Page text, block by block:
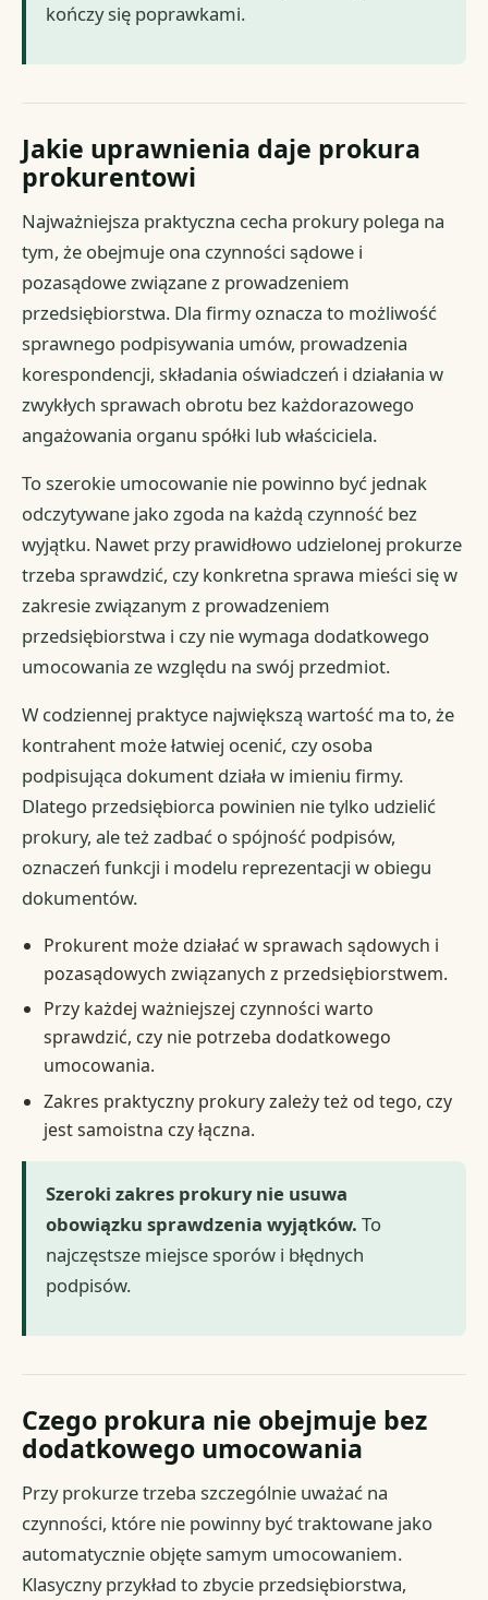
kończy się poprawkami.
Jakie uprawnienia daje prokura
prokurentowi
Najważniejsza praktyczna cecha prokury polega na
tym, że obejmuje ona czynności sądowe i
pozasądowe związane z prowadzeniem
przedsiębiorstwa. Dla firmy oznacza to możliwość
sprawnego podpisywania umów, prowadzenia
korespondencji, składania oświadczeń i działania w
zwykłych sprawach obrotu bez każdorazowego
angażowania organu spółki lub właściciela.
To szerokie umocowanie nie powinno być jednak
odczytywane jako zgoda na każdą czynność bez
wyjątku. Nawet przy prawidłowo udzielonej prokurze
trzeba sprawdzić, czy konkretna sprawa mieści się w
zakresie związanym z prowadzeniem
przedsiębiorstwa i czy nie wymaga dodatkowego
umocowania ze względu na swój przedmiot.
W codziennej praktyce największą wartość ma to, że
kontrahent może łatwiej ocenić, czy osoba
podpisująca dokument działa w imieniu firmy.
Dlatego przedsiębiorca powinien nie tylko udzielić
prokury, ale też zadbać o spójność podpisów,
oznaczeń funkcji i modelu reprezentacji w obiegu
dokumentów.
Prokurent może działać w sprawach sądowych i
pozasądowych związanych z przedsiębiorstwem.
Przy każdej ważniejszej czynności warto
sprawdzić, czy nie potrzeba dodatkowego
umocowania.
Zakres praktyczny prokury zależy też od tego, czy
jest samoistna czy łączna.
Szeroki zakres prokury nie usuwa
obowiązku sprawdzenia wyjątków. To
najczęstsze miejsce sporów i błędnych
podpisów.
Czego prokura nie obejmuje bez
dodatkowego umocowania
Przy prokurze trzeba szczególnie uważać na
czynności, które nie powinny być traktowane jako
automatycznie objęte samym umocowaniem.
Klasyczny przykład to zbycie przedsiębiorstwa,